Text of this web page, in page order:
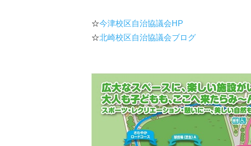
☆今津校区自治協議会HP
☆北崎校区自治協議会ブログ